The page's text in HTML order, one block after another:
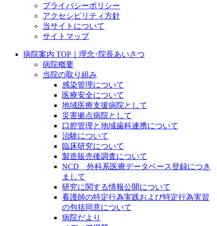
プライバシーポリシー
アクセシビリティ方針
当サイトについて
サイトマップ
病院案内 TOP｜理念･院長あいさつ
病院概要
当院の取り組み
感染管理について
医療安全について
地域医療支援病院として
災害拠点病院として
口腔管理と地域歯科連携について
治験について
臨床研究について
製造販売後調査について
NCD 外科系医療データベース登録につき
まして
研究に関する情報公開について
看護師の特定行為実践および特定行為実習
の包括同意について
病院だより